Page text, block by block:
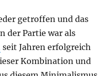
getroffen und das
der Partie war als
seit Jahren erfolgreich
Kombination und